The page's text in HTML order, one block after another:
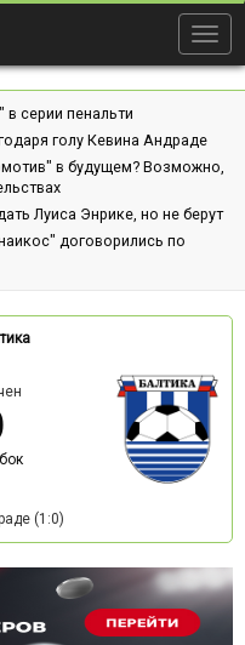
серии пенальти
голу Кевина Андраде
в будущем? Возможно,
Луиса Энрике, но не берут
договорились по
(1:0)